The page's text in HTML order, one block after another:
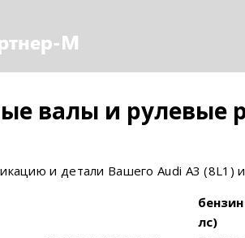
валы и рулевые
и детали Вашего Audi A3 (8L1)
лс)